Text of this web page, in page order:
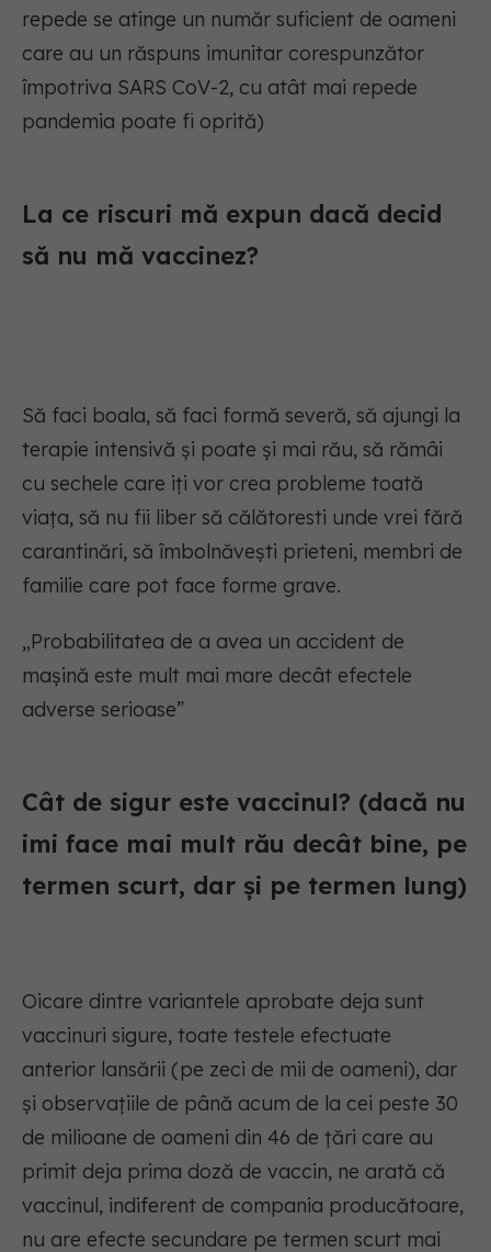
repede se atinge un număr suficient de oameni
care au un răspuns imunitar corespunzător
împotriva SARS CoV-2, cu atât mai repede
pandemia poate fi oprită)
La ce riscuri mă expun dacă decid
să nu mă vaccinez?
Să faci boala, să faci formă severă, să ajungi la
terapie intensivă și poate și mai rău, să rămâi
cu sechele care iți vor crea probleme toată
viața, să nu fii liber să călătoresti unde vrei fără
carantinări, să îmbolnăvești prieteni, membri de
familie care pot face forme grave.
„Probabilitatea de a avea un accident de
mașină este mult mai mare decât efectele
adverse serioase”
Cât de sigur este vaccinul? (dacă nu
imi face mai mult rău decât bine, pe
termen scurt, dar și pe termen lung)
Oicare dintre variantele aprobate deja sunt
vaccinuri sigure, toate testele efectuate
anterior lansării (pe zeci de mii de oameni), dar
și observațiile de până acum de la cei peste 30
de milioane de oameni din 46 de țări care au
primit deja prima doză de vaccin, ne arată că
vaccinul, indiferent de compania producătoare,
nu are efecte secundare pe termen scurt mai